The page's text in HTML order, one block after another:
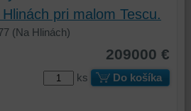
pri malom Tescu.
(Na Hlinách)
209000 €
ks Do košíka